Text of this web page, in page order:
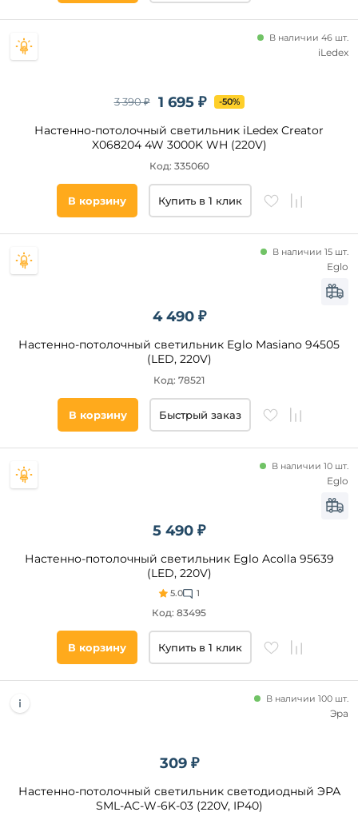
1 695 ₽
3 390 ₽ -50%
Настенно-потолочный светильник iLedex Creator
X068204 4W 3000K WH (220V)
В наличии 46 шт.
Код: 335060
iLedex
В корзину Купить в 1 клик
4 490 ₽
Настенно-потолочный светильник Eglo Masiano 94505
(LED, 220V)
В наличии 15 шт.
Код: 78521
Eglo
В корзину Быстрый заказ
5 490 ₽
Настенно-потолочный светильник Eglo Acolla 95639
(LED, 220V)
5.0 1
В наличии 10 шт.
Код: 83495
Eglo
В корзину Купить в 1 клик
309 ₽
Настенно-потолочный светильник светодиодный ЭРА
SML-AC-W-6K-03 (220V, IP40)
В наличии 100 шт.
Эра